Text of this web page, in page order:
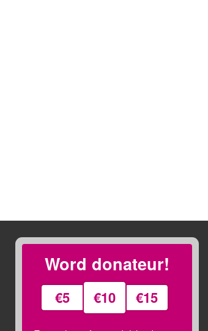
Word donateur!
€5 €10 €15